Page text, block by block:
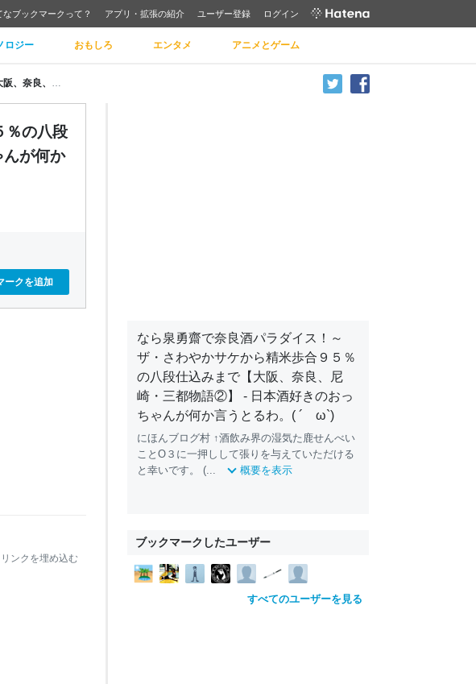
なブックマークって？ アプリ・拡張の紹介 ユーザー登録 ログイン
ロジー おもしろ エンタメ アニメとゲーム
％の八段
が何か
ークを追加
リンクを埋め込む
なら泉勇齋で奈良酒パラダイス！～
ザ・さわやかサケから精米歩合９５％
の八段仕込みまで【大阪、奈良、尼
崎・三都物語②】 - 日本酒好きのおっ
ちゃんが何か言うとるわ。( ´ ω`)
にほんブログ村 ↑酒飲み界の湿気た鹿せんべい
ことO３に一押しして張りを与えていただける
と幸いです。 (...
概要を表示
ブックマークしたユーザー
すべてのユーザーを見る